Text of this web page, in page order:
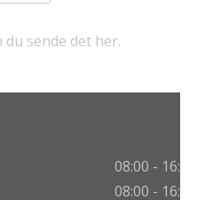
sende det her.
08:00 - 16:00
08:00 - 16:00